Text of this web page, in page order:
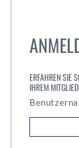
ERFAHREN SIE
IHREM